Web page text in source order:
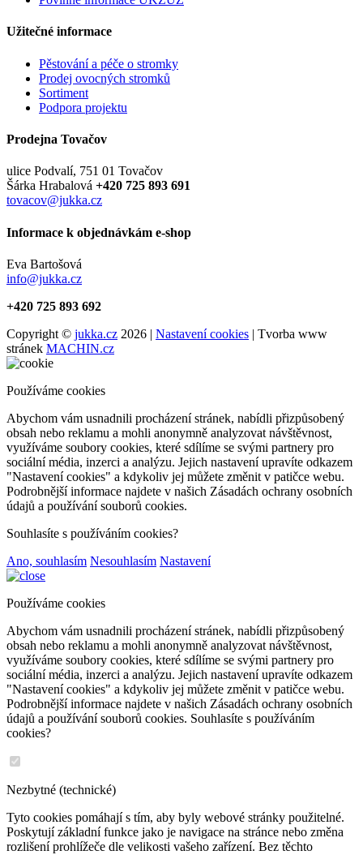
Užitečné informace
Pěstování a péče o stromky
Prodej ovocných stromků
Sortiment
Podpora projektu
Prodejna Tovačov
ulice Podvalí, 751 01 Tovačov
Šárka Hrabalová +420 725 893 691
tovacov@jukka.cz
Informace k objednávkám e-shop
Eva Bartošová
info@jukka.cz
+420 725 893 692
Copyright © jukka.cz 2026 | Nastavení cookies | Tvorba www
stránek MACHIN.cz
Používáme cookies
Abychom vám usnadnili procházení stránek, nabídli přizpůsobený
obsah nebo reklamu a mohli anonymně analyzovat návštěvnost,
využíváme soubory cookies, které sdílíme se svými partnery pro
sociální média, inzerci a analýzu. Jejich nastavení upravíte odkazem
"Nastavení cookies" a kdykoliv jej můžete změnit v patičce webu.
Podrobnější informace najdete v našich Zásadách ochrany osobních
údajů a používání souborů cookies.
Souhlasíte s používáním cookies?
Ano, souhlasím Nesouhlasím Nastavení
Používáme cookies
Abychom vám usnadnili procházení stránek, nabídli přizpůsobený
obsah nebo reklamu a mohli anonymně analyzovat návštěvnost,
využíváme soubory cookies, které sdílíme se svými partnery pro
sociální média, inzerci a analýzu. Jejich nastavení upravíte odkazem
"Nastavení cookies" a kdykoliv jej můžete změnit v patičce webu.
Podrobnější informace najdete v našich Zásadách ochrany osobních
údajů a používání souborů cookies. Souhlasíte s používáním
cookies?
Nezbytné (technické)
Tyto cookies pomáhají s tím, aby byly webové stránky použitelné.
Poskytují základní funkce jako je navigace na stránce nebo změna
rozlišení prohlížeče dle velikosti vašeho zařízení. Bez těchto